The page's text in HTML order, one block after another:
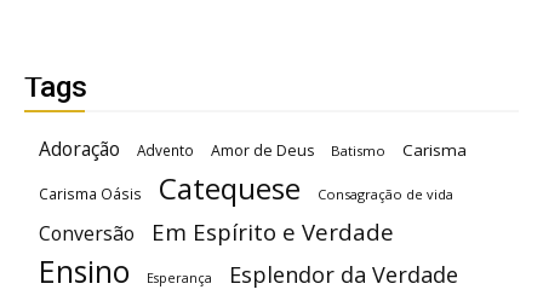
Tags
Adoração Advento Amor de Deus Batismo Carisma
Carisma Oásis Catequese Consagração de vida
Conversão Em Espírito e Verdade
Ensino Esperança Esplendor da Verdade